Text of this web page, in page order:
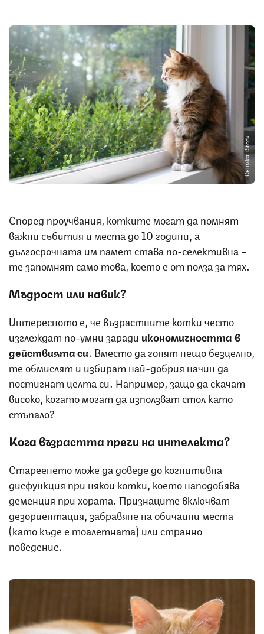
Снимка: iStock
Според проучвания, котките могат да помнят
важни събития и места до 10 години, а
дългосрочната им памет става по-селективна –
те запомнят само това, което е от полза за тях.
Мъдрост или навик?
Интересното е, че възрастните котки често
изглеждат по-умни заради икономичността в
действията си. Вместо да гонят нещо безцелно,
те обмислят и избират най-добрия начин да
постигнат целта си. Например, защо да скачат
високо, когато могат да използват стол като
стъпало?
Кога възрастта пречи на интелекта?
Стареенето може да доведе до когнитивна
дисфункция при някои котки, което наподобява
деменция при хората. Признаците включват
дезориентация, забравяне на обичайни места
(като къде е тоалетната) или странно
поведение.